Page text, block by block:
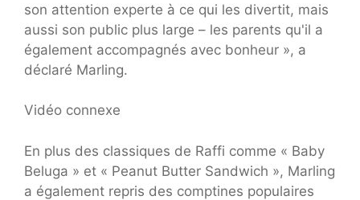
son attention experte à ce qui les divertit, mais
aussi son public plus large – les parents qu'il a
également accompagnés avec bonheur », a
déclaré Marling.
Vidéo connexe
En plus des classiques de Raffi comme « Baby
Beluga » et « Peanut Butter Sandwich », Marling
a également repris des comptines populaires